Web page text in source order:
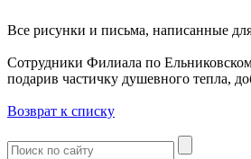
Все рисунки и письма, написанные
Сотрудники Филиала по
подарив частичку душевного тепла,
Возврат к списку